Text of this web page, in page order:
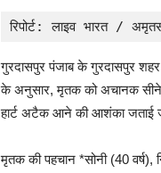
रिपोर्ट: लाइव भारत /
गुरदासपुर पंजाब के गुरदासपुर शहर
के अनुसार, मृतक को अचानक सीने
हार्ट अटैक आने की आशंका जताई जा
मृतक की पहचान *सोनी (40 वर्ष),